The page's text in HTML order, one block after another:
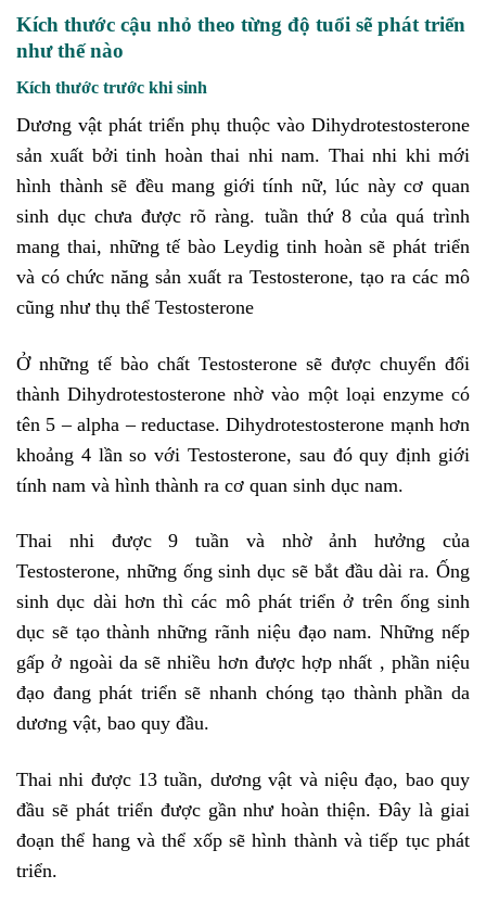
Kích thước cậu nhỏ theo từng độ tuổi sẽ phát triển
như thế nào
Kích thước trước khi sinh
Dương vật phát triển phụ thuộc vào Dihydrotestosterone
sản xuất bởi tinh hoàn thai nhi nam. Thai nhi khi mới
hình thành sẽ đều mang giới tính nữ, lúc này cơ quan
sinh dục chưa được rõ ràng. tuần thứ 8 của quá trình
mang thai, những tế bào Leydig tinh hoàn sẽ phát triển
và có chức năng sản xuất ra Testosterone, tạo ra các mô
cũng như thụ thể Testosterone
Ở những tế bào chất Testosterone sẽ được chuyển đổi
thànhDihydrotestosterone nhờ vào một loại enzyme có
tên 5 – alpha – reductase.Dihydrotestosterone mạnh hơn
khoảng 4 lần so với Testosterone, sau đó quy định giới
tính nam và hình thành ra cơ quan sinh dục nam.
Thai nhi được 9 tuần và nhờ ảnh hưởng của
Testosterone, những ống sinh dục sẽ bắt đầu dài ra. Ống
sinh dục dài hơn thì các mô phát triển ở trên ống sinh
dục sẽ tạo thành những rãnh niệu đạo nam. Những nếp
gấp ở ngoài da sẽ nhiều hơn được hợp nhất , phần niệu
đạo đang phát triển sẽ nhanh chóng tạo thành phần da
dương vật, bao quy đầu.
Thai nhi được 13 tuần, dương vật và niệu đạo, bao quy
đầu sẽ phát triển được gần như hoàn thiện. Đây là giai
đoạn thể hang và thể xốp sẽ hình thành và tiếp tục phát
triển.